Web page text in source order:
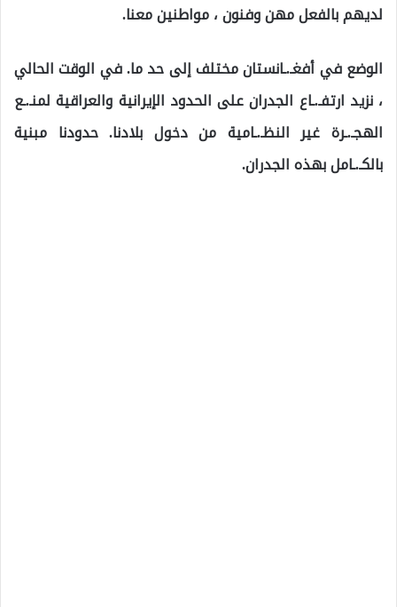
لديهم بالفعل مهن وفنون ، مواطنين معنا.
الوضع في أفغـ.ـانستان مختلف إلى حد ما. في الوقت الحالي
، نزيد ارتفـ.ـاع الجدران على الحدود الإيرانية والعراقية لمنـ.ـع
الهجـ.ـرة غير النظـ.ـامية من دخول بلادنا. حدودنا مبنية
بالكـ.ـامل بهذه الجدران.